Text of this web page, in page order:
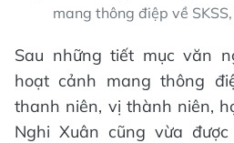
mang thông điệp về
Sau những tiết mục văn
hoạt cảnh mang thông
thanh niên, vị thành niên,
Nghi Xuân cũng vừa